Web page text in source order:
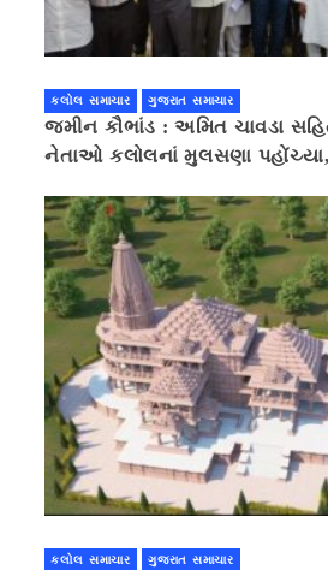
કલોલ સમાચાર ગુજરાત સમાચાર
જમીન કૌભાંડ : અમિત ચાવડા
નેતાઓ કલોલનાં મુલસણા
કલોલ સમાચાર ગુજરાત સમાચાર